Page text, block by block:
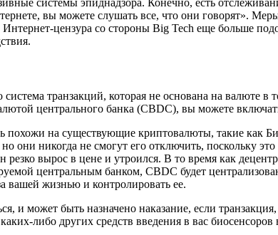
системы эпиднадзора. Конечно, есть
вы можете слушать все, что они говорят».
цензура со стороны Big Tech еще больше
транзакций, которая не основана на валюте
центрального банка (CBDC), вы можете
похожи на существующие криптовалюты, такие как
они никогда не смогут его отключить, поскольку
резко вырос в цене и утроился. В то время как
центральным банком, CBDC будет
вашей жизнью и контролировать ее.
и может быть назначено наказание, если
либо других средств введения в вас биосенсоров